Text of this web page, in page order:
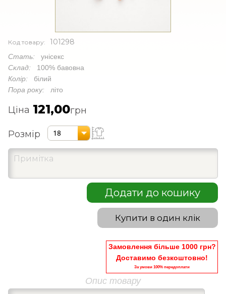
Код товару: 101298
Стать: унісекс
Склад: 100% бавовна
Колір: білий
Пора року: літо
Ціна 121,00грн
Розмір 18
Додати до кошику
Купити в один клік
Замовлення більше 1000 грн?
Доставимо безкоштовно!
За умови 100% передоплати
Опис товару